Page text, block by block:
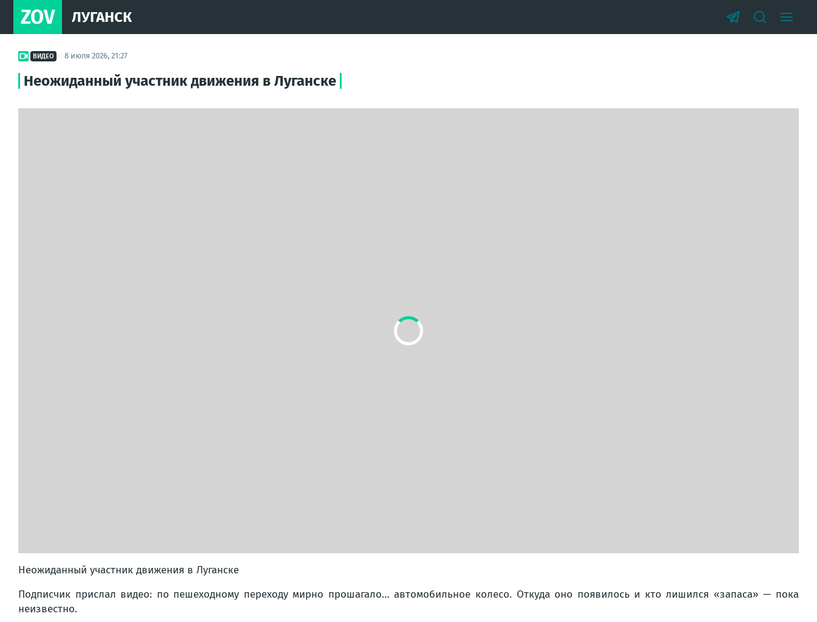
ZOV ЛУГАНСК
ВИДЕО 8 июля 2026, 21:27
Неожиданный участник движения в Луганске
Неожиданный участник движения в Луганске
Подписчик прислал видео: по пешеходному переходу мирно прошагало… автомобильное колесо. Откуда оно появилось и кто лишился «запаса» — пока
неизвестно.